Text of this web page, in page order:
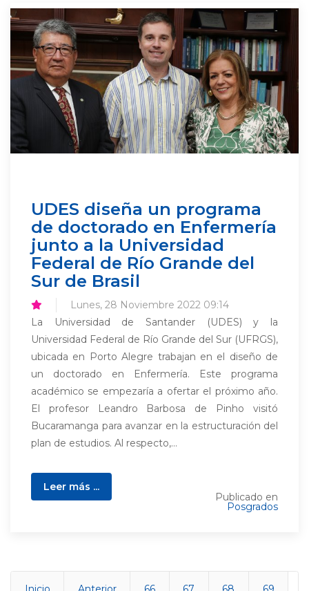
UDES diseña un programa
de doctorado en Enfermería
junto a la Universidad
Federal de Río Grande del
Sur de Brasil
Lunes, 28 Noviembre 2022 09:14
La Universidad de Santander (UDES) y la
Universidad Federal de Río Grande del Sur (UFRGS),
ubicada en Porto Alegre trabajan en el diseño de
un doctorado en Enfermería. Este programa
académico se empezaría a ofertar el próximo año.
El profesor Leandro Barbosa de Pinho visitó
Bucaramanga para avanzar en la estructuración del
plan de estudios. Al respecto,...
Leer más ...
Publicado en
Posgrados